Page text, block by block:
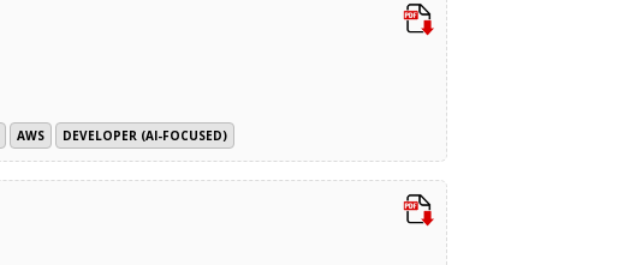
AWS DEVELOPER (AI-FOCUSED)